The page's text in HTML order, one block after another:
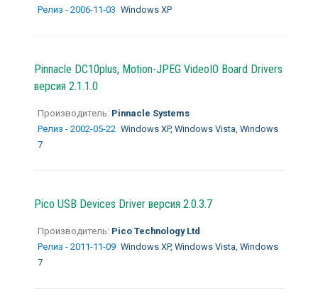
Релиз - 2006-11-03 Windows XP
Pinnacle DC10plus, Motion-JPEG VideoIO Board Drivers
версия 2.1.1.0
Производитель: Pinnacle Systems
Релиз - 2002-05-22 Windows XP, Windows Vista, Windows
7
Pico USB Devices Driver версия 2.0.3.7
Производитель: Pico Technology Ltd
Релиз - 2011-11-09 Windows XP, Windows Vista, Windows
7